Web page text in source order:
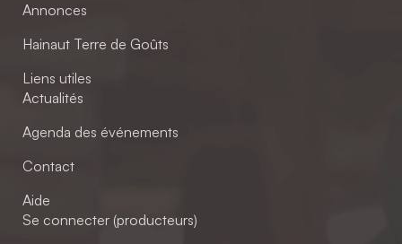
Annonces
Hainaut Terre de Goûts
Liens utiles
Actualités
Agenda des événements
Contact
Aide
Se connecter (producteurs)